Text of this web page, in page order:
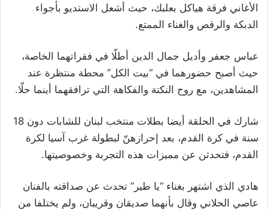
الأغاني فرقة هياكل بعلبك، حيث أشعل الاستديو بأجواء
الدبكة والرقص والغناء الممتع.
عباس جعفر وأديل جمال الدين أطلّا في فقراتهما الخاصة،
حيث أصبح حضورهما في “بيت الكل” محطة منتظرة عند
المشاهدين، مع روح النكتة والفكاهة التي ترافقهما أينما حلّا.
شارك في الحلقة أيضا بطلات منتخب لبنان للشابات دون 18
سنة في كرة القدم، بعد إحرازهنّ لبطولة غرب آسيا لكرة
القدم، فتحدثن عن مميزات هذه التجربة وخصوصيتها.
هادي الذي اشتهر بغناء “يا طير” تحدث عن صداقته بالفنان
عاصي الحلاني وقال بأنهما صديقان وقريبان، ولم يختلفا من